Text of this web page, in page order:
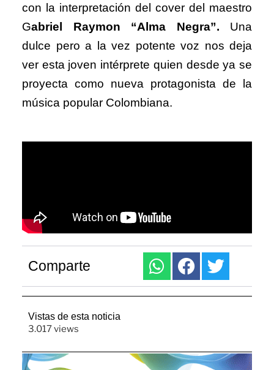
con la interpretación del cover del maestro
Gabriel Raymon “Alma Negra”. Una
dulce pero a la vez potente voz nos deja
ver esta joven intérprete quien desde ya se
proyecta como nueva protagonista de la
música popular Colombiana.
Comparte
Vistas de esta noticia
3.017 views